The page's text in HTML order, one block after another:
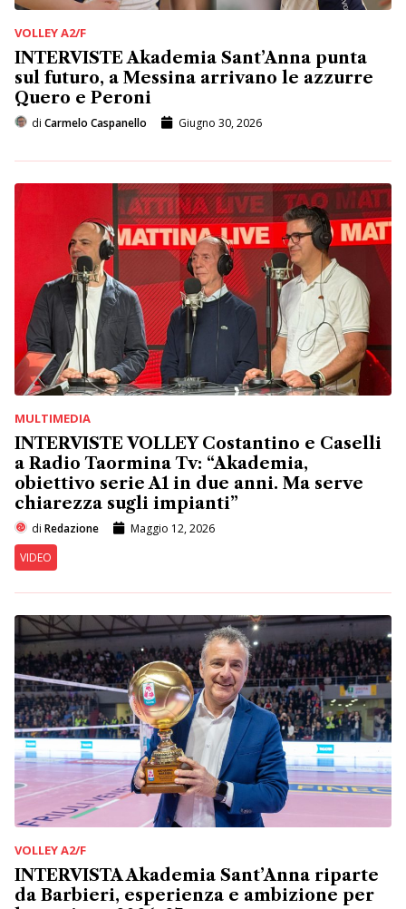
VOLLEY A2/F
INTERVISTE Akademia Sant’Anna punta
sul futuro, a Messina arrivano le azzurre
Quero e Peroni
di Carmelo Caspanello Giugno 30, 2026
MULTIMEDIA
INTERVISTE VOLLEY Costantino e Caselli
a Radio Taormina Tv: “Akademia,
obiettivo serie A1 in due anni. Ma serve
chiarezza sugli impianti”
di Redazione
Maggio 12, 2026
VIDEO
VOLLEY A2/F
INTERVISTA Akademia Sant’Anna riparte
da Barbieri, esperienza e ambizione per